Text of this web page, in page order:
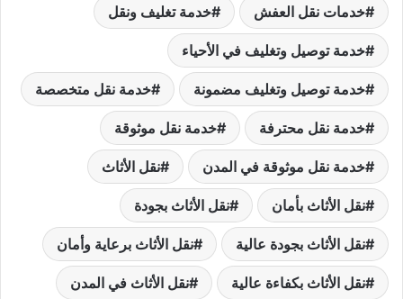
خدمات نقل العفش خدمة تغليف ونقل
خدمة توصيل وتغليف في الأحياء
خدمة توصيل وتغليف مضمونة خدمة نقل متخصصة
خدمة نقل محترفة خدمة نقل موثوقة
خدمة نقل موثوقة في المدن نقل الأثاث
نقل الأثاث بأمان نقل الأثاث بجودة
نقل الأثاث بجودة عالية نقل الأثاث برعاية وأمان
نقل الأثاث بكفاءة عالية نقل الأثاث في المدن